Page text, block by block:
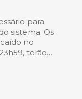
para
sistema. Os
no
terão…